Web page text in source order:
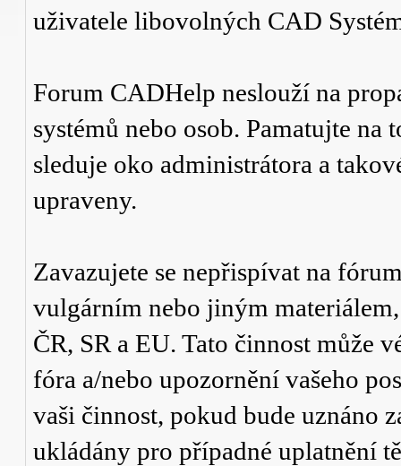
uživatele libovolných CAD
Forum CADHelp neslouží na
systémů nebo osob. Pamatujte
sleduje oko administrátora a
upraveny.
Zavazujete se nepřispívat na
vulgárním nebo jiným
ČR, SR a EU. Tato činnost může
fóra a/nebo upozornění vašeho
vaši činnost, pokud bude uznáno
ukládány pro případné uplatnění